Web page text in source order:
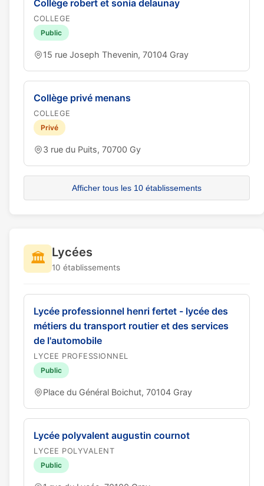
Collège robert et sonia delaunay
COLLEGE
Public
15 rue Joseph Thevenin, 70104 Gray
Collège privé menans
COLLEGE
Privé
3 rue du Puits, 70700 Gy
Afficher tous les 10 établissements
🏛️ Lycées
10 établissements
Lycée professionnel henri fertet - lycée des
métiers du transport routier et des services
de l'automobile
LYCEE PROFESSIONNEL
Public
Place du Général Boichut, 70104 Gray
Lycée polyvalent augustin cournot
LYCEE POLYVALENT
Public